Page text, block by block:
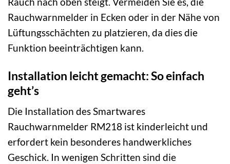
Rauchwarnmelder in Ecken oder in der Nähe von
Lüftungsschächten zu platzieren, da dies die
Funktion beeinträchtigen kann.
Installation leicht gemacht: So einfach
geht’s
Die Installation des Smartwares
Rauchwarnmelder RM218 ist kinderleicht und
erfordert kein besonderes handwerkliches
Geschick. In wenigen Schritten sind die